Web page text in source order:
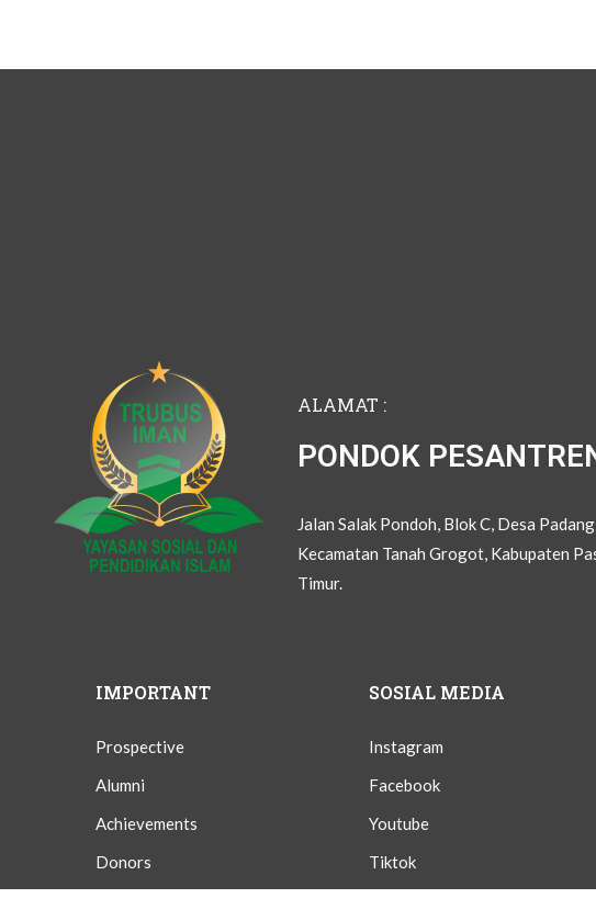
ALAMAT :
PONDOK
Jalan Salak Pondoh, Blok C, Desa
Kecamatan Tanah Grogot, Kabupaten
Timur.
IMPORTANT
Prospective
Alumni
Achievements
Donors
SOSIAL MEDIA
Instagram
Facebook
Youtube
Tiktok